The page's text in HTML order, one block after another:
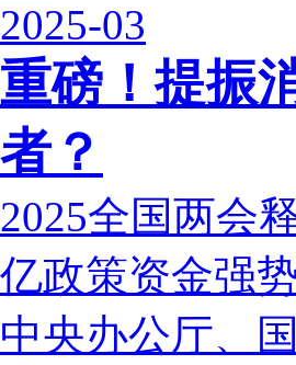
2025-03
重磅！提振
者？
2025全国两会
亿政策资金强
中央办公厅、